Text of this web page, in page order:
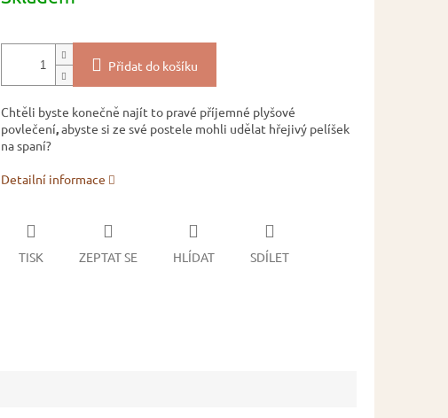
Přidat do košíku
Chtěli byste konečně najít to pravé příjemné plyšové
povlečení,abyste si ze své postele mohli udělat hřejivý pelíšek
na spaní?
Detailní informace
TISK ZEPTAT SE HLÍDAT SDÍLET